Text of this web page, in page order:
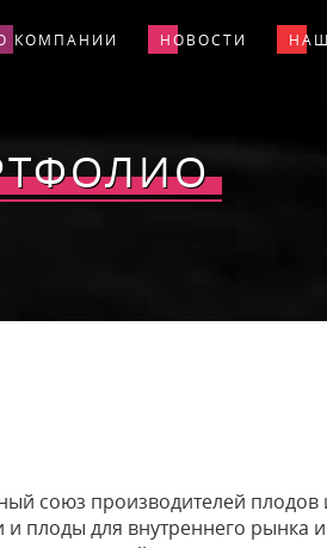
КОМПАНИИ НОВОСТИ
союз производителей
для внутреннего рынка и